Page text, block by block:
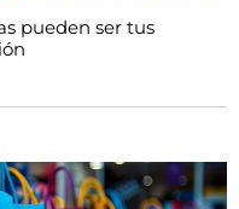
pueden ser tus